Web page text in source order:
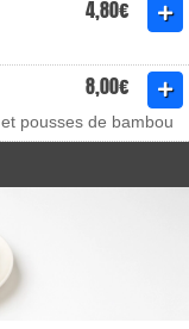
4,80€
8,00€
pousses de bambou